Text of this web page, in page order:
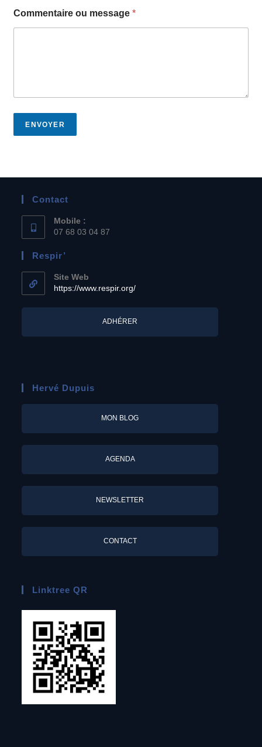
Commentaire ou message*
ENVOYER
Contact
Mobile :
07 68 03 04 87
Respir’
Site Web
https://www.respir.org/
ADHÉRER
Hervé Dupuis
MON BLOG
AGENDA
NEWSLETTER
CONTACT
Linktree QR